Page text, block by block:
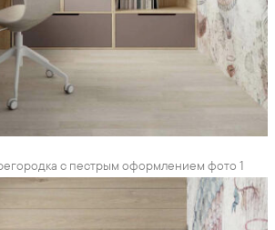
с пестрым оформлением фото 1